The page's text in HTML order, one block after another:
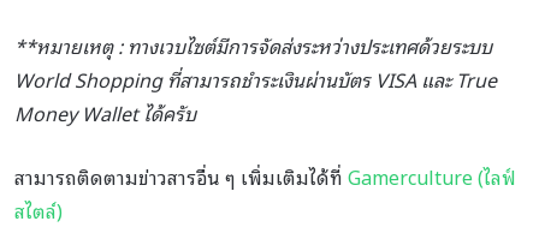
**หมายเหตุ : ทางเวบไซต์มีการจัดส่งระหว่างประเทศด้วยระบบ
World Shopping ที่สามารถชำระเงินผ่านบัตร VISA และ True
Money Wallet ได้ครับ
สามารถติดตามข่าวสารอื่น ๆ เพิ่มเติมได้ที่Gamerculture (ไลฟ์
สไตล์)